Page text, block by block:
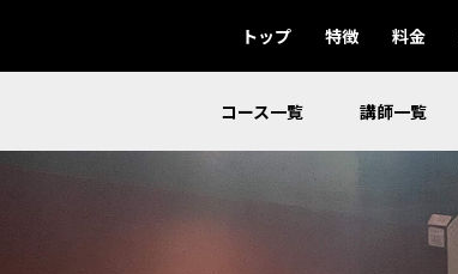
トップ 特徴 料金
コース一覧 講師一覧